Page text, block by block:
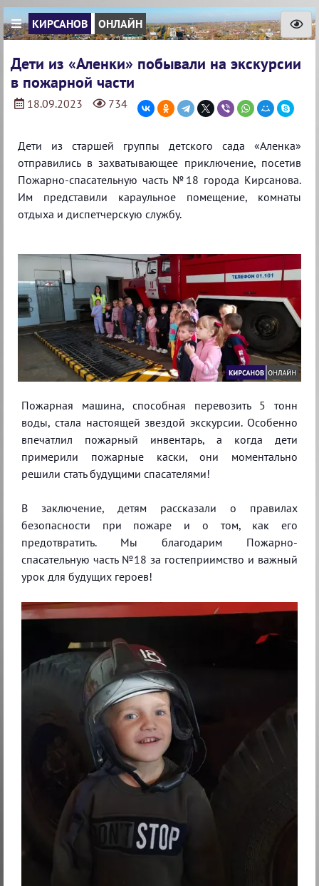
КИРСАНОВ ОНЛАЙН
Дети из «Аленки» побывали на экскурсии
в пожарной части
18.09.2023 734
Дети из старшей группы детского сада «Аленка»
отправились в захватывающее приключение, посетив
Пожарно-спасательную часть №18 города Кирсанова.
Им представили караульное помещение, комнаты
отдыха и диспетчерскую службу.
Пожарная машина, способная перевозить 5 тонн
воды, стала настоящей звездой экскурсии. Особенно
впечатлил пожарный инвентарь, а когда дети
примерили пожарные каски, они моментально
решили стать будущими спасателями!
В заключение, детям рассказали о правилах
безопасности при пожаре и о том, как его
предотвратить. Мы благодарим Пожарно-
спасательную часть №18 за гостеприимство и важный
урок для будущих героев!